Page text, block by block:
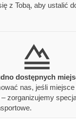
z Tobą, aby ustalić
dostępnych
nas, jeśli
zorganizujemy